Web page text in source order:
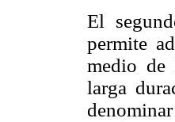
El
permite
medio de
larga